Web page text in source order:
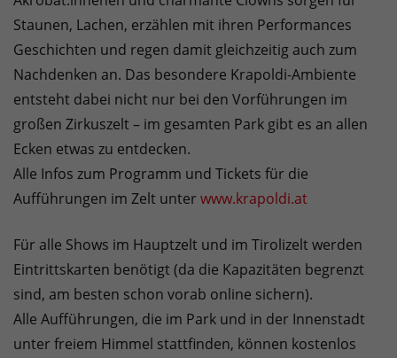
Staunen, Lachen, erzählen mit ihren Performances
Geschichten und regen damit gleichzeitig auch zum
Nachdenken an. Das besondere Krapoldi-Ambiente
entsteht dabei nicht nur bei den Vorführungen im
großen Zirkuszelt – im gesamten Park gibt es an allen
Ecken etwas zu entdecken.
Alle Infos zum Programm und Tickets für die
Aufführungen im Zelt unter www.krapoldi.at
Für alle Shows im Hauptzelt und im Tirolizelt werden
Eintrittskarten benötigt (da die Kapazitäten begrenzt
sind, am besten schon vorab online sichern).
Alle Aufführungen, die im Park und in der Innenstadt
unter freiem Himmel stattfinden, können kostenlos